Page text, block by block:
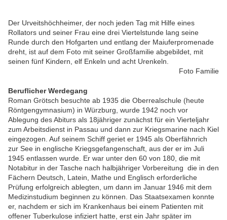
Der Urveitshöchheimer, der noch jeden Tag mit Hilfe eines
Rollators und seiner Frau eine drei Viertelstunde lang seine
Runde durch den Hofgarten und entlang der Maiuferpromenade
dreht, ist auf dem Foto mit seiner Großfamilie abgebildet, mit
seinen fünf Kindern, elf Enkeln und acht Urenkeln.
Foto Familie
Beruflicher Werdegang
Roman Grötsch besuchte ab 1935 die Oberrealschule (heute
Röntgengymnasium) in Würzburg, wurde 1942 noch vor
Ablegung des Abiturs als 18jähriger zunächst für ein Vierteljahr
zum Arbeitsdienst in Passau und dann zur Kriegsmarine nach Kiel
eingezogen. Auf seinem Schiff geriet er 1945 als Oberfähnrich
zur See in englische Kriegsgefangenschaft, aus der er im Juli
1945 entlassen wurde. Er war unter den 60 von 180, die mit
Notabitur in der Tasche nach halbjähriger Vorbereitung die in den
Fächern Deutsch, Latein, Mathe und Englisch erforderliche
Prüfung erfolgreich ablegten, um dann im Januar 1946 mit dem
Medizinstudium beginnen zu können. Das Staatsexamen konnte
er, nachdem er sich im Krankenhaus bei einem Patienten mit
offener Tuberkulose infiziert hatte, erst ein Jahr später im